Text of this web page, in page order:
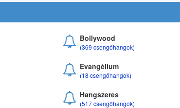
Bollywood
(369 csengőhangok)
Evangélium
(18 csengőhangok)
Hangszeres
(517 csengőhangok)